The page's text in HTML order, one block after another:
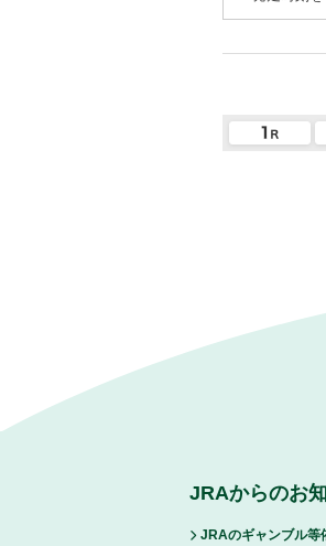
JRAからのお
JRAのギャンブル等